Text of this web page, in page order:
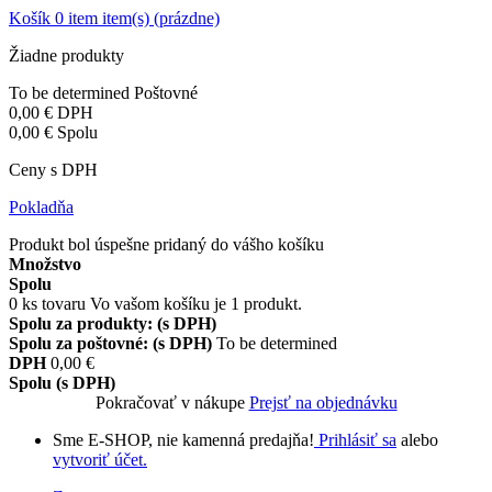
Košík 0 item item(s) (prázdne)
Žiadne produkty
To be determined Poštovné
0,00 € DPH
0,00 € Spolu
Ceny s DPH
Pokladňa
Produkt bol úspešne pridaný do vášho košíku
Množstvo
Spolu
0 ks tovaru Vo vašom košíku je 1 produkt.
Spolu za produkty: (s DPH)
Spolu za poštovné: (s DPH) To be determined
DPH 0,00 €
Spolu (s DPH)
Pokračovať v nákupe Prejsť na objednávku
Sme E-SHOP, nie kamenná predajňa! Prihlásiť sa alebo
vytvoriť účet.